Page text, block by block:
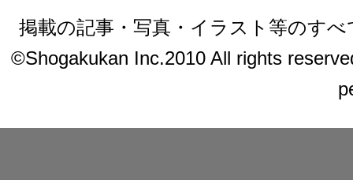
掲載の記事・写真・イラスト等のす
©Shogakukan Inc.2010 All rights